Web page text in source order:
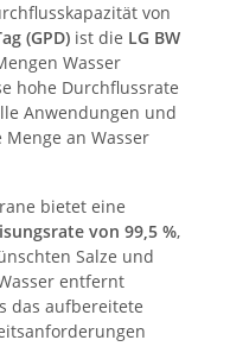
von
(GPD) ist die LG BW
Wasser
hohe Durchflussrate
Anwendungen und
an Wasser
bietet eine
von 99,5 %,
Salze und
entfernt
das aufbereitete